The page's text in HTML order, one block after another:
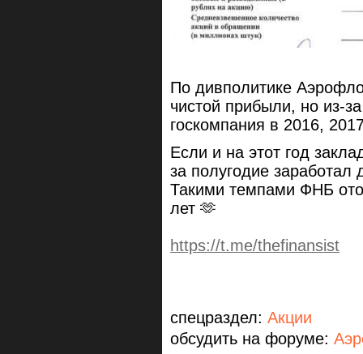
По дивполитике
чистой прибыли, но из-
госкомпания в 2016,
Если и на этот год
за полугодие
Такими темпами ФНБ
лет 🫶
https://t.me/thefinansist
спецраздел: Акции
обсудить на форуме: